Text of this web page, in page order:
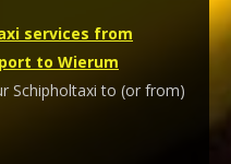
services from
to Wierum
Schipholtaxi to (or from)